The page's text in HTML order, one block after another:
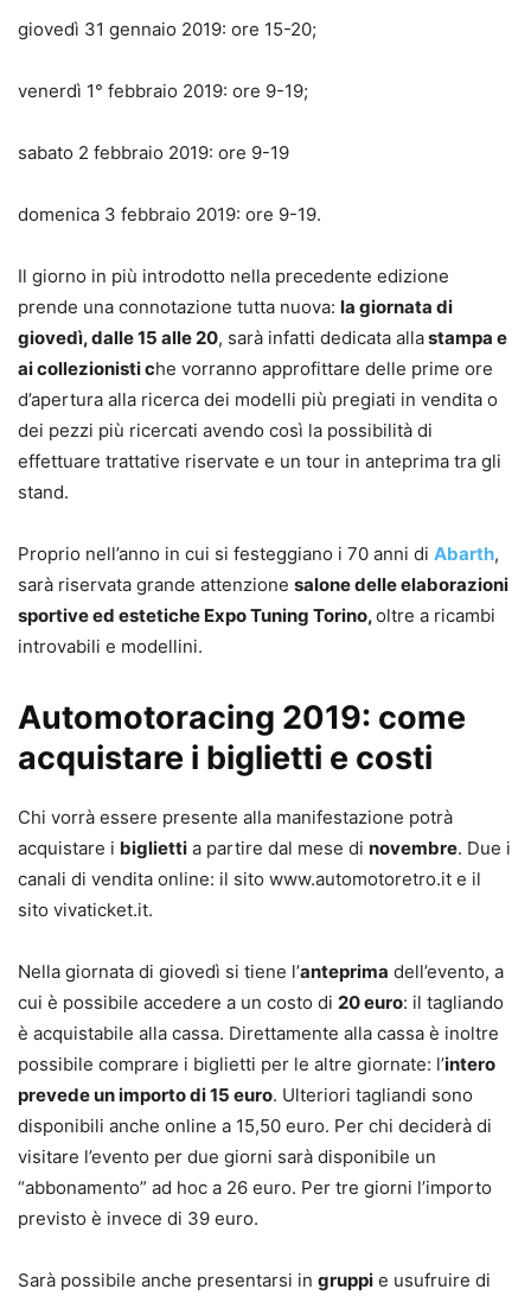
giovedì 31 gennaio 2019: ore 15-20;
venerdì 1° febbraio 2019: ore 9-19;
sabato 2 febbraio 2019: ore 9-19
domenica 3 febbraio 2019: ore 9-19.
Il giorno in più introdotto nella precedente edizione
prende una connotazione tutta nuova: la giornata di
giovedì, dalle 15 alle 20, sarà infatti dedicata allastampa e
ai collezionisti che vorranno approfittare delle prime ore
d’apertura alla ricerca dei modelli più pregiati in vendita o
dei pezzi più ricercati avendo così la possibilità di
effettuare trattative riservate e un tour in anteprima tra gli
stand.
Proprio nell’anno in cui si festeggiano i 70 anni di Abarth,
sarà riservata grande attenzione salone delle elaborazioni
sportive ed estetiche Expo Tuning Torino,oltre a ricambi
introvabili e modellini.
Automotoracing 2019: come
acquistare i biglietti e costi
Chi vorrà essere presente alla manifestazione potrà
acquistare i biglietti a partire dal mese di novembre. Due i
canali di vendita online: il sito www.automotoretro.it e il
sito vivaticket.it.
Nella giornata di giovedì si tiene l’anteprima dell’evento, a
cui è possibile accedere a un costo di 20 euro: il tagliando
è acquistabile alla cassa. Direttamente alla cassa è inoltre
possibile comprare i biglietti per le altre giornate: l’intero
prevede un importo di 15 euro. Ulteriori tagliandi sono
disponibili anche online a 15,50 euro. Per chi deciderà di
visitare l’evento per due giorni sarà disponibile un
“abbonamento” ad hoc a 26 euro. Per tre giorni l’importo
previsto è invece di 39 euro.
Sarà possibile anche presentarsi in gruppi e usufruire di